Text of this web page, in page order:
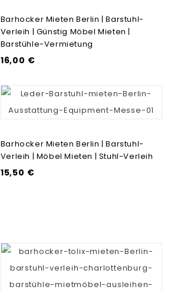
Barhocker Mieten Berlin | Barstuhl-
Verleih | Günstig Möbel Mieten |
Barstühle-Vermietung
16,00 €
Barhocker Mieten Berlin | Barstuhl-
Verleih | Möbel Mieten | Stuhl-Verleih
15,50 €